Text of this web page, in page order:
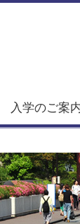
入学のご案